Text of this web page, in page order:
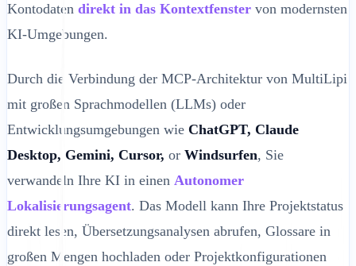
Kontodaten direkt in das Kontextfenster von modernsten
KI-Umgebungen.
Durch die Verbindung der MCP-Architektur von MultiLipi
mit großen Sprachmodellen (LLMs) oder
Entwicklungsumgebungen wie ChatGPT, Claude
Desktop, Gemini, Cursor, or Windsurfen, Sie
verwandeln Ihre KI in einen Autonomer
Lokalisierungsagent. Das Modell kann Ihre Projektstatus
direkt lesen, Übersetzungsanalysen abrufen, Glossare in
großen Mengen hochladen oder Projektkonfigurationen